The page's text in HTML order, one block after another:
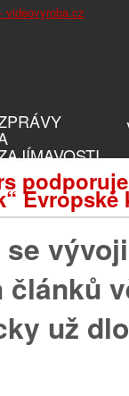
Evropské
se
článků
už